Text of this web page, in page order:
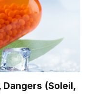
(Soleil,